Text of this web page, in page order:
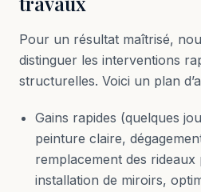
Pour un résultat maîtrisé,
distinguer les interventions
structurelles. Voici un plan
Gains rapides (quelques
peinture claire,
remplacement des rideaux
installation de miroirs,